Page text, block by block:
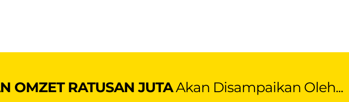
OMZET RATUSAN JUTAAkan Disampaikan Oleh...